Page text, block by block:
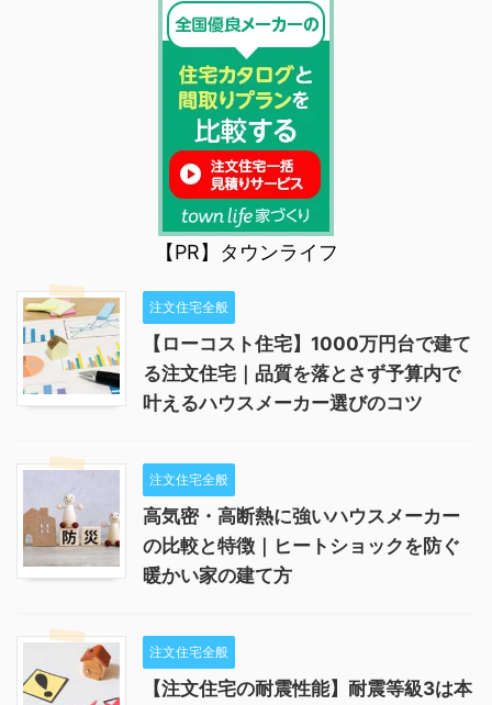
【PR】タウンライフ
注文住宅全般
【ローコスト住宅】1000万円台で建て
る注文住宅｜品質を落とさず予算内で
叶えるハウスメーカー選びのコツ
注文住宅全般
高気密・高断熱に強いハウスメーカー
の比較と特徴｜ヒートショックを防ぐ
暖かい家の建て方
注文住宅全般
【注文住宅の耐震性能】耐震等級3は本